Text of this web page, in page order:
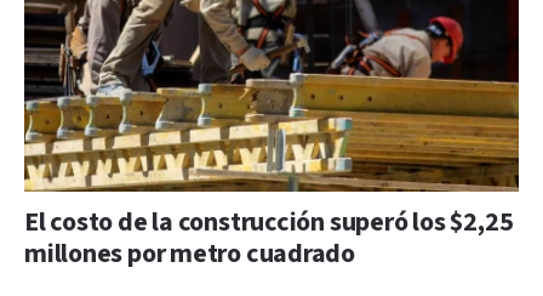
El costo de la construcción superó los $2,25
millones por metro cuadrado